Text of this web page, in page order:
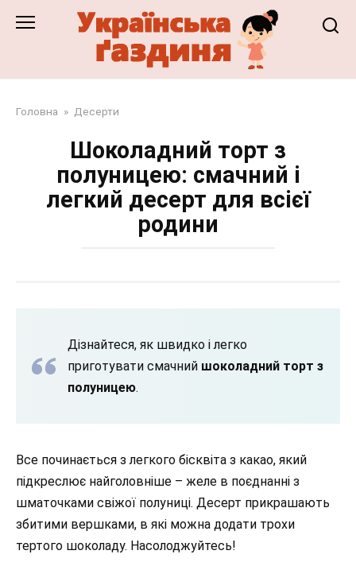
Головна » Десерти
Шоколадний торт з
полуницею: смачний і
легкий десерт для всієї
родини
Дізнайтеся, як швидко і легко
приготувати смачний шоколадний торт з
полуницею.
Все починається з легкого бісквіта з какао, який
підкреслює найголовніше – желе в поєднанні з
шматочками свіжої полуниці. Десерт прикрашають
збитими вершками, в які можна додати трохи
тертого шоколаду. Насолоджуйтесь!